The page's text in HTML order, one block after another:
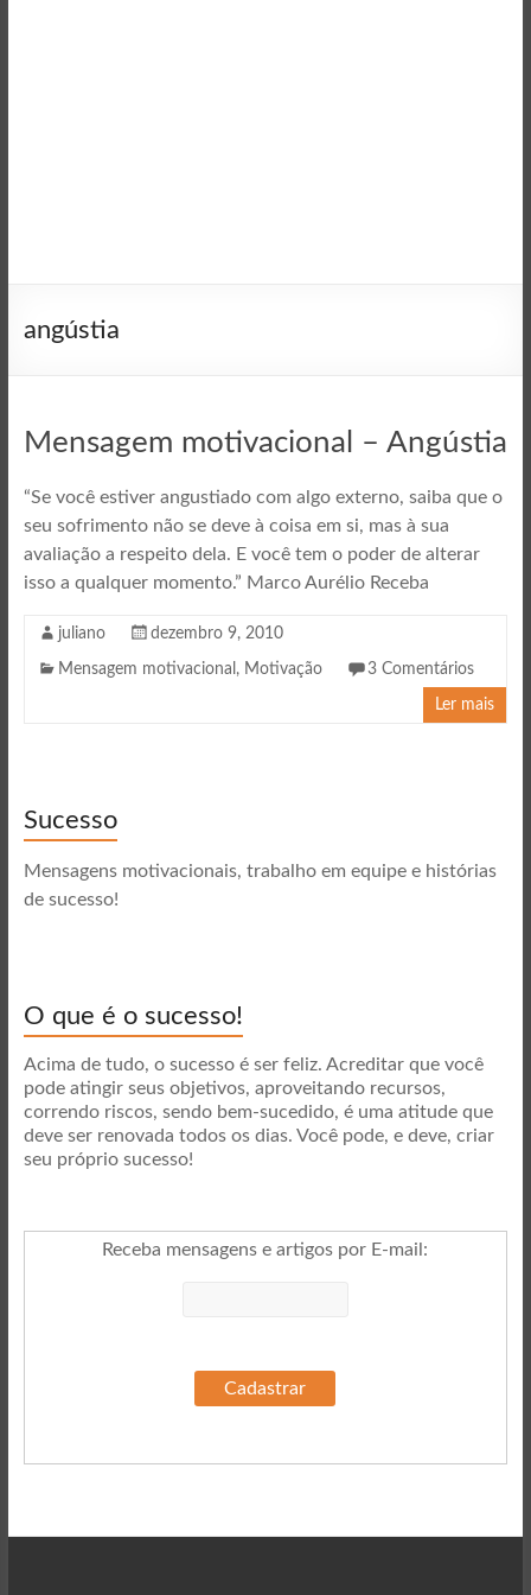
angústia
Mensagem motivacional – Angústia
“Se você estiver angustiado com algo externo, saiba que o
seu sofrimento não se deve à coisa em si, mas à sua
avaliação a respeito dela. E você tem o poder de alterar
isso a qualquer momento.” Marco Aurélio Receba
juliano dezembro 9, 2010
Mensagem motivacional , Motivação 3 Comentários
Ler mais
Sucesso
Mensagens motivacionais, trabalho em equipe e histórias
de sucesso!
O que é o sucesso!
Acima de tudo, o sucesso é ser feliz. Acreditar que você
pode atingir seus objetivos, aproveitando recursos,
correndo riscos, sendo bem-sucedido, é uma atitude que
deve ser renovada todos os dias. Você pode, e deve, criar
seu próprio sucesso!
Receba mensagens e artigos por E-mail :